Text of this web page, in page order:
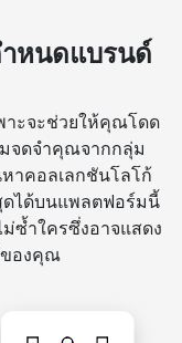
หนดแบรนด์
าะจะช่วยให้คุณโดด
จดจำคุณจากกลุ่ม
าคอลเลกชันโลโก้
ดได้บนแพลตฟอร์มนี้
ซ้ำใครซึ่งอาจแสดง
ของคุณ